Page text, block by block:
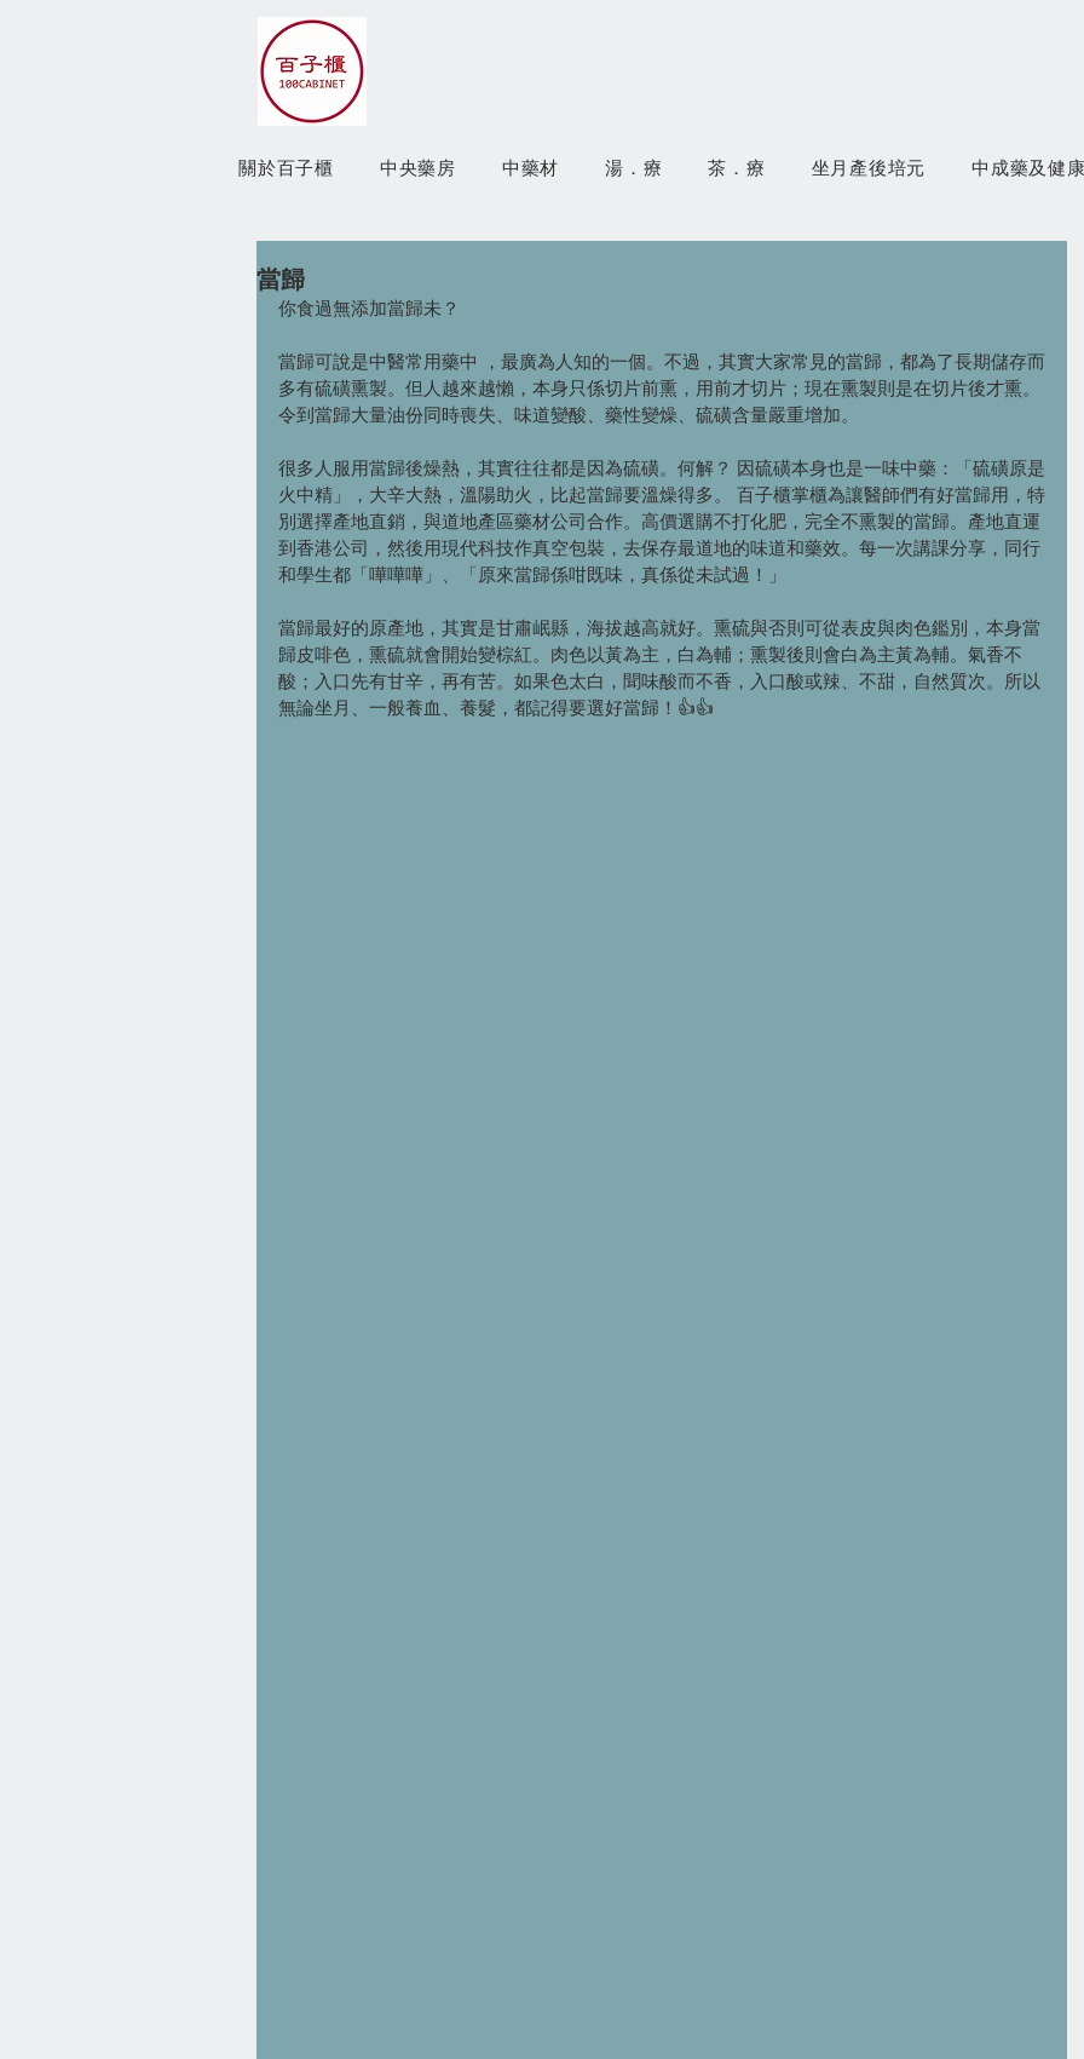
關於百子櫃 中央藥房 中藥材 湯．療 茶．療 坐月產後培元 中成藥及健
當歸
你食過無添加當歸未？
當歸可說是中醫常用藥中 ，最廣為人知的一個。不過，其實大家常見的當歸，都為了長期儲存而
多有硫磺熏製。但人越來越懶，本身只係切片前熏，用前才切片；現在熏製則是在切片後才熏。
令到當歸大量油份同時喪失、味道變酸、藥性變燥、硫磺含量嚴重增加。
很多人服用當歸後燥熱，其實往往都是因為硫磺。何解？ 因硫磺本身也是一味中藥：「硫磺原是
火中精」，大辛大熱，溫陽助火，比起當歸要溫燥得多。 百子櫃掌櫃為讓醫師們有好當歸用，特
別選擇產地直銷，與道地產區藥材公司合作。高價選購不打化肥，完全不熏製的當歸。產地直運
到香港公司，然後用現代科技作真空包裝，去保存最道地的味道和藥效。每一次講課分享，同行
和學生都「嘩嘩嘩」、「原來當歸係咁既味，真係從未試過！」
當歸最好的原產地，其實是甘肅岷縣，海拔越高就好。熏硫與否則可從表皮與肉色鑑別，本身當
歸皮啡色，熏硫就會開始變棕紅。肉色以黃為主，白為輔；熏製後則會白為主黃為輔。氣香不
酸；入口先有甘辛，再有苦。如果色太白，聞味酸而不香，入口酸或辣、不甜，自然質次。所以
無論坐月、一般養血、養髮，都記得要選好當歸！👍👍